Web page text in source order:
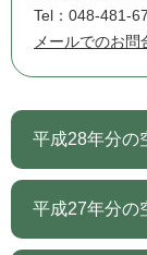
Tel：048-481-
メールでのお問
平成28年分の
平成27年分の